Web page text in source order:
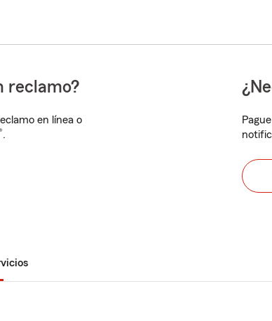
reclamo?
en línea o
.